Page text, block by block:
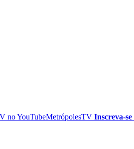
noYouTubeMetrópolesTV Inscreva-se